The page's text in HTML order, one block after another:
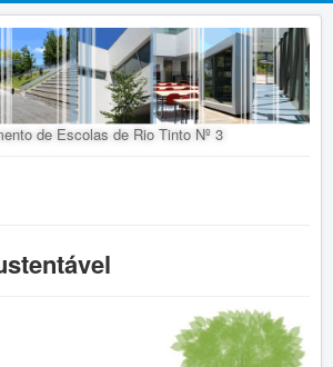
de Escolas de Rio Tinto Nº 3